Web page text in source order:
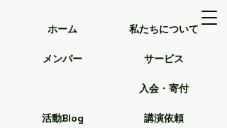
ホーム 私たちについて
サービス
活動Blog
入会・寄付
講演依頼
メンバー